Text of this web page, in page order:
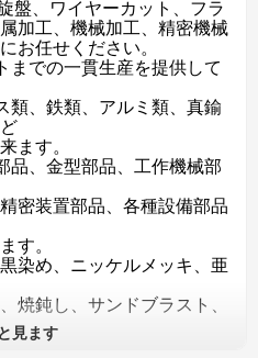
盤、ワイヤーカット、フラ
加工、機械加工、精密機械
お任せください。
までの一貫生産を提供して
類、鉄類、アルミ類、真鍮
ます。
品、金型部品、工作機械部
密装置部品、各種設備部品
す。
染め、ニッケルメッキ、亜
焼鈍し、サンドブラスト、
す。
見ます